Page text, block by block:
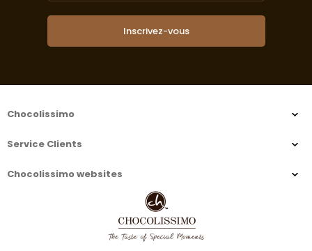
Inscrivez-vous
Chocolissimo
Service Clients
Chocolissimo websites